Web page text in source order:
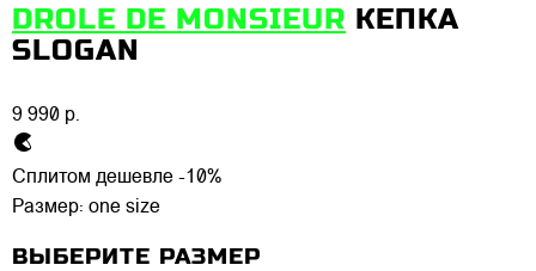
DROLE DE MONSIEUR КЕПКА
SLOGAN
9 990 р.
Сплитом дешевле -10%
Размер: one size
ВЫБЕРИТЕ РАЗМЕР